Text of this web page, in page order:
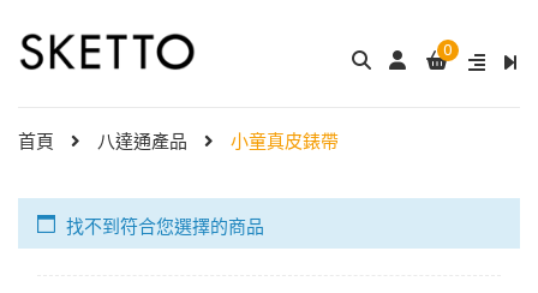
0
首頁 八達通產品 小童真皮錶帶
找不到符合您選擇的商品